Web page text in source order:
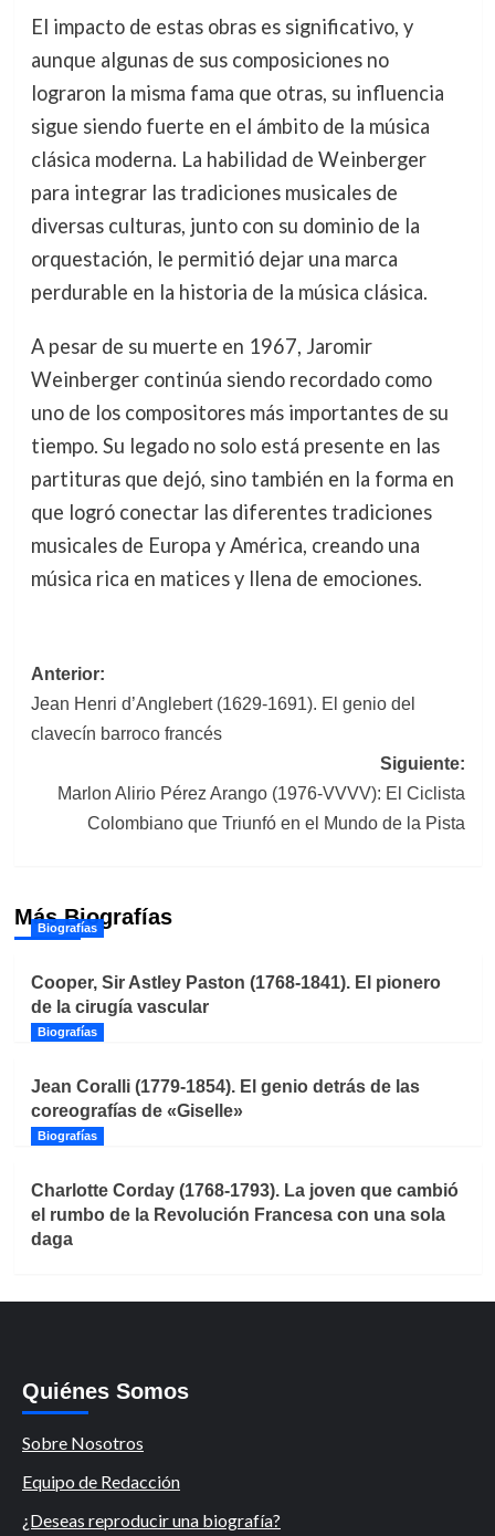
El impacto de estas obras es significativo, y
aunque algunas de sus composiciones no
lograron la misma fama que otras, su influencia
sigue siendo fuerte en el ámbito de la música
clásica moderna. La habilidad de Weinberger
para integrar las tradiciones musicales de
diversas culturas, junto con su dominio de la
orquestación, le permitió dejar una marca
perdurable en la historia de la música clásica.
A pesar de su muerte en 1967, Jaromir
Weinberger continúa siendo recordado como
uno de los compositores más importantes de su
tiempo. Su legado no solo está presente en las
partituras que dejó, sino también en la forma en
que logró conectar las diferentes tradiciones
musicales de Europa y América, creando una
música rica en matices y llena de emociones.
Navegación
de
Anterior:
Jean Henri d’Anglebert (1629-1691). El genio del
clavecín barroco francés
Siguiente:
Marlon Alirio Pérez Arango (1976-VVVV): El Ciclista
Colombiano que Triunfó en el Mundo de la Pista
Más Biografías
Biografías
Cooper, Sir Astley Paston (1768-1841). El pionero
de la cirugía vascular
Biografías
Jean Coralli (1779-1854). El genio detrás de las
coreografías de «Giselle»
Biografías
Charlotte Corday (1768-1793). La joven que cambió
el rumbo de la Revolución Francesa con una sola
daga
Quiénes Somos
Sobre Nosotros
Equipo de Redacción
¿Deseas reproducir una biografía?